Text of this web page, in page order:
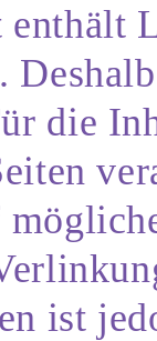
enthält
die
ist